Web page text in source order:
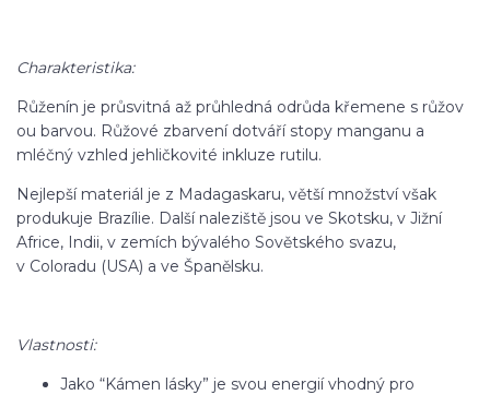
Charakteristika:
Růženín je průsvitná až průhledná odrůda křemene s růžov
ou barvou. Růžové zbarvení dotváří stopy manganu a
mléčný vzhled jehličkovité inkluze rutilu.
Nejlepší materiál je z Madagaskaru, větší množství však
produkuje Brazílie. Další naleziště jsou ve Skotsku, v Jižní
Africe, Indii, v zemích bývalého Sovětského svazu,
v Coloradu (USA) a ve Španělsku.
Vlastnosti:
Jako “Kámen lásky” je svou energií vhodný pro